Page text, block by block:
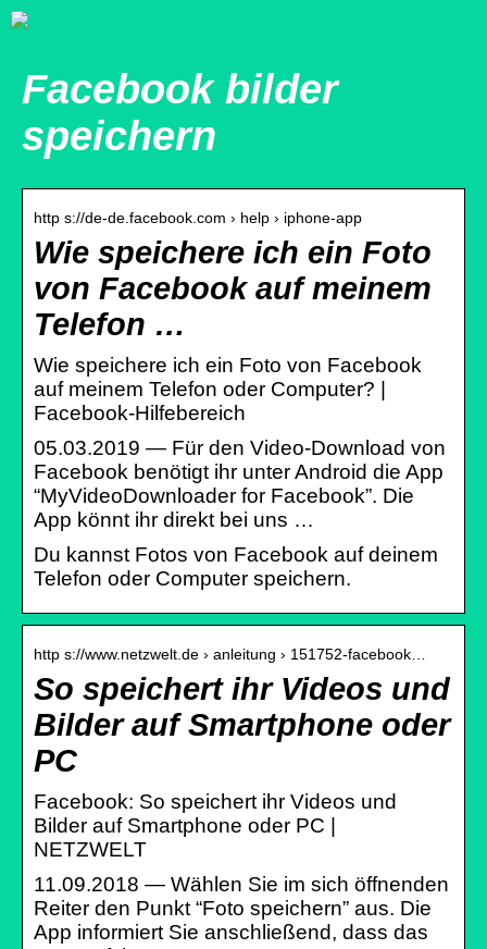
Facebook bilder
speichern
http s://de-de.facebook.com › help › iphone-app
Wie speichere ich ein Foto
von Facebook auf meinem
Telefon …
Wie speichere ich ein Foto von Facebook
auf meinem Telefon oder Computer? |
Facebook-Hilfebereich
05.03.2019 — Für den Video-Download von
Facebook benötigt ihr unter Android die App
“MyVideoDownloader for Facebook”. Die
App könnt ihr direkt bei uns …
Du kannst Fotos von Facebook auf deinem
Telefon oder Computer speichern.
http s://www.netzwelt.de › anleitung › 151752-facebook…
So speichert ihr Videos und
Bilder auf Smartphone oder
PC
Facebook: So speichert ihr Videos und
Bilder auf Smartphone oder PC |
NETZWELT
11.09.2018 — Wählen Sie im sich öffnenden
Reiter den Punkt “Foto speichern” aus. Die
App informiert Sie anschließend, dass das